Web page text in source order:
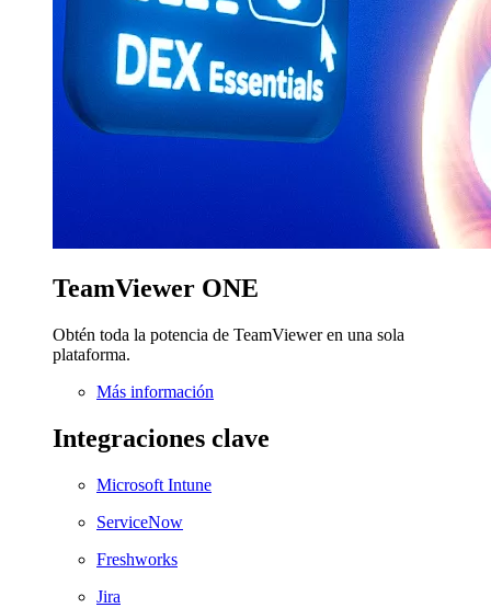
TeamViewer ONE
Obtén toda la potencia de TeamViewer en una sola
plataforma.
Más información
Integraciones clave
Microsoft Intune
ServiceNow
Freshworks
Jira